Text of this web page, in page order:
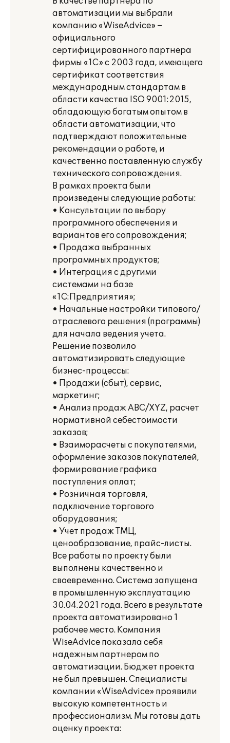
автоматизации мы выбрали
компанию «WiseAdvice» –
официального
сертифицированного партнера
фирмы «1С» с 2003 года, имеющего
сертификат соответствия
международным стандартам в
области качества ISO 9001:2015,
обладающую богатым опытом в
области автоматизации, что
подтверждают положительные
рекомендации о работе, и
качественно поставленную службу
технического сопровождения.
В рамках проекта были
произведены следующие работы:
• Консультации по выбору
программного обеспечения и
вариантов его сопровождения;
• Продажа выбранных
программных продуктов;
• Интеграция с другими
системами на базе
«1С:Предприятия»;
• Начальные настройки типового/
отраслевого решения (программы)
для начала ведения учета.
Решение позволило
автоматизировать следующие
бизнес-процессы:
• Продажи (сбыт), сервис,
маркетинг;
• Анализ продаж ABC/XYZ, расчет
нормативной себестоимости
заказов;
• Взаиморасчеты с покупателями,
оформление заказов покупателей,
формирование графика
поступления оплат;
• Розничная торговля,
подключение торгового
оборудования;
• Учет продаж ТМЦ,
ценообразование, прайс-листы.
Все работы по проекту были
выполнены качественно и
своевременно. Система запущена
в промышленную эксплуатацию
30.04.2021 года. Всего в результате
проекта автоматизировано 1
рабочее место. Компания
WiseAdvice показала себя
надежным партнером по
автоматизации. Бюджет проекта
не был превышен. Специалисты
компании «WiseAdvice» проявили
высокую компетентность и
профессионализм. Мы готовы дать
оценку проекта: